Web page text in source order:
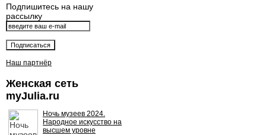
Подпишитесь на нашу
рассылку
Наш партнёр
Женская сеть
myJulia.ru
Ночь музеев 2024.
Народное искусство на
высшем уровне